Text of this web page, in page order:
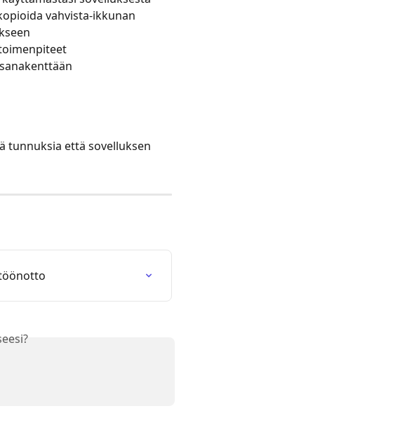
vahvista-ikkunan
tunnuksia että sovelluksen